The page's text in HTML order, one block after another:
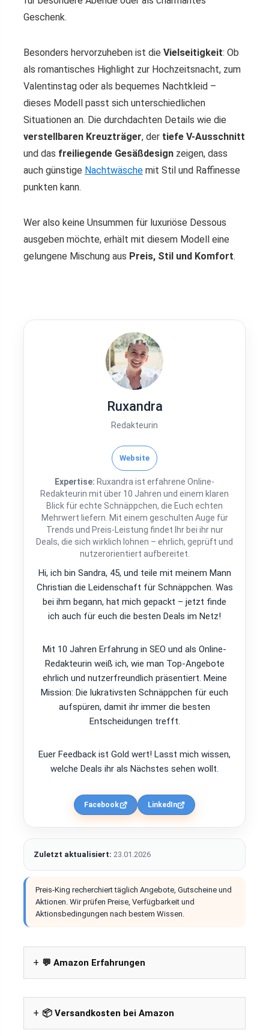
Geschenk.
Besonders hervorzuheben ist die Vielseitigkeit: Ob
als romantisches Highlight zur Hochzeitsnacht, zum
Valentinstag oder als bequemes Nachtkleid –
dieses Modell passt sich unterschiedlichen
Situationen an. Die durchdachten Details wie die
verstellbaren Kreuzträger, der tiefe V-Ausschnitt
und das freiliegende Gesäßdesign zeigen, dass
auch günstige Nachtwäsche mit Stil und Raffinesse
punkten kann.
Wer also keine Unsummen für luxuriöse Dessous
ausgeben möchte, erhält mit diesem Modell eine
gelungene Mischung aus Preis, Stil und Komfort.
Ruxandra
Redakteurin
Website
Expertise: Ruxandra ist erfahrene Online-
Redakteurin mit über 10 Jahren und einem klaren
Blick für echte Schnäppchen, die Euch echten
Mehrwert liefern. Mit einem geschulten Auge für
Trends und Preis-Leistung findet Ihr bei ihr nur
Deals, die sich wirklich lohnen – ehrlich, geprüft und
nutzerorientiert aufbereitet.
Hi, ich bin Sandra, 45, und teile mit meinem Mann
Christian die Leidenschaft für Schnäppchen. Was
bei ihm begann, hat mich gepackt – jetzt finde
ich auch für euch die besten Deals im Netz!
Mit 10 Jahren Erfahrung in SEO und als Online-
Redakteurin weiß ich, wie man Top-Angebote
ehrlich und nutzerfreundlich präsentiert. Meine
Mission: Die lukrativsten Schnäppchen für euch
aufspüren, damit ihr immer die besten
Entscheidungen trefft.
Euer Feedback ist Gold wert! Lasst mich wissen,
welche Deals ihr als Nächstes sehen wollt.
Facebook LinkedIn
Zuletzt aktualisiert: 23.01.2026
Preis-King recherchiert täglich Angebote, Gutscheine und
Aktionen. Wir prüfen Preise, Verfügbarkeit und
Aktionsbedingungen nach bestem Wissen.
💬 Amazon Erfahrungen
📦 Versandkosten bei Amazon